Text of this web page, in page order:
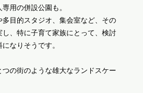
用の併設公園も。
目的スタジオ、集会室など、その
、特に子育て家族にとって、検討
なりそうです。
つの街のような雄大なランドスケー